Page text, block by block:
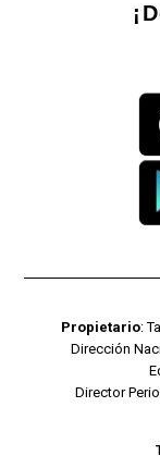
Propietario:
Dirección
Director